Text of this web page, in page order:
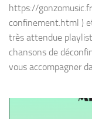
https://
confinement.html )
très attendue
chansons de
vous accompagner